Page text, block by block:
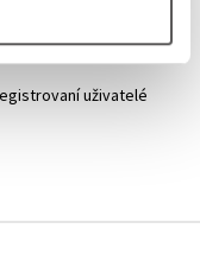
uživatelé